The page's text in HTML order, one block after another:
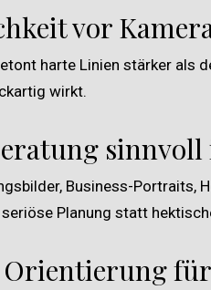
vor
harte Linien stärker als
wirkt.
sinnvoll
Business-Portraits,
Planung statt